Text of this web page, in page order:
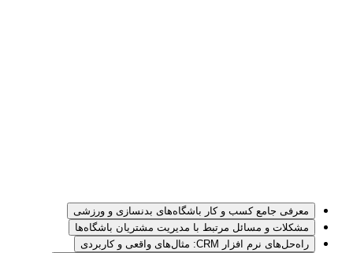
معرفی جامع کسب و کار باشگاه‌های بدنسازی و ورزشی
مشکلات و مسائل مرتبط با مدیریت مشتریان باشگاه‌ها
راه‌حل‌های نرم افزار CRM: مثال‌های واقعی و کاربردی